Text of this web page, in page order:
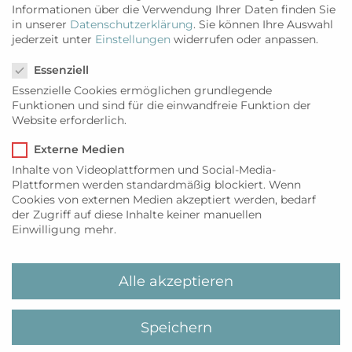
WEITERLESEN
MyiLands Online
EXKLUSIV – Star-
Informationen über die Verwendung Ihrer Daten finden Sie
in unserer Datenschutzerklärung. Sie können Ihre Auswahl
jederzeit unter Einstellungen widerrufen oder anpassen.
Essenziell
Essenzielle Cookies ermöglichen grundlegende
Funktionen und sind für die einwandfreie Funktion der
Website erforderlich.
Externe Medien
Inhalte von Videoplattformen und Social-Media-
Plattformen werden standardmäßig blockiert. Wenn
Cookies von externen Medien akzeptiert werden, bedarf
der Zugriff auf diese Inhalte keiner manuellen
Einwilligung mehr.
Alle akzeptieren
Speichern